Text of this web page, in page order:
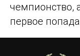
чемпионство,
первое